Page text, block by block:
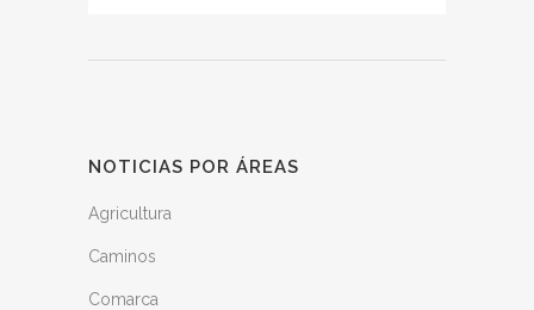
NOTICIAS POR ÁREAS
Agricultura
Caminos
Comarca